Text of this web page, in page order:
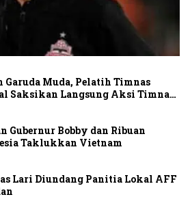
Muda, Pelatih Timnas
Saksikan Langsung Aksi Timnas
Gubernur Bobby dan Ribuan
Taklukkan Vietnam
Lari Diundang Panitia Lokal AFF